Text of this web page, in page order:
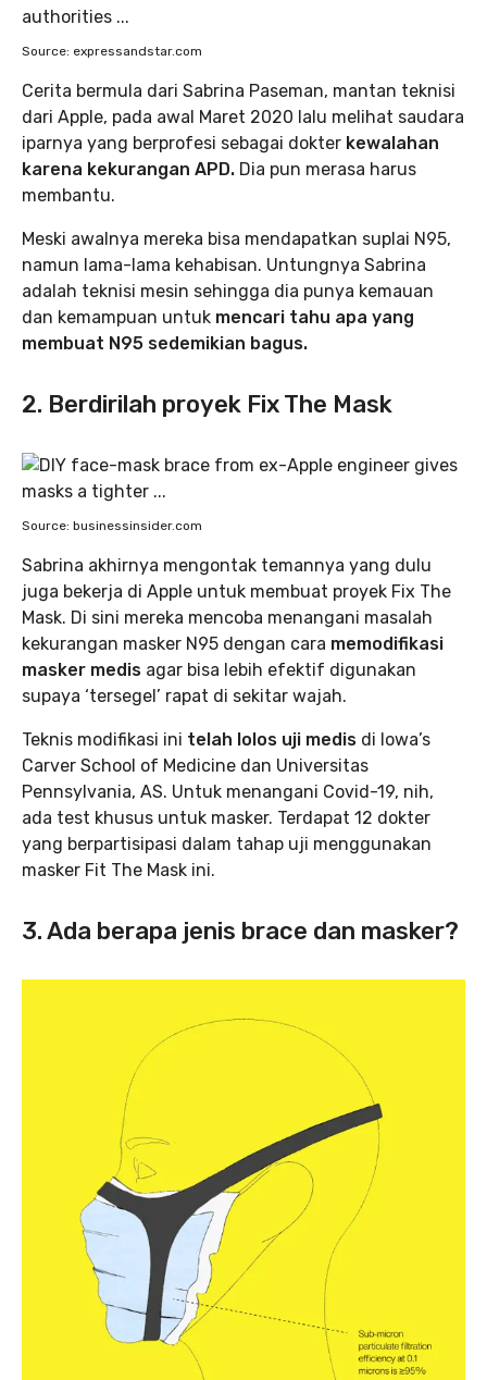
Source: expressandstar.com
Cerita bermula dari Sabrina Paseman, mantan teknisi
dari Apple, pada awal Maret 2020 lalu melihat saudara
iparnya yang berprofesi sebagai dokter kewalahan
karena kekurangan APD. Dia pun merasa harus
membantu.
Meski awalnya mereka bisa mendapatkan suplai N95,
namun lama-lama kehabisan. Untungnya Sabrina
adalah teknisi mesin sehingga dia punya kemauan
dan kemampuan untuk mencari tahu apa yang
membuat N95 sedemikian bagus.
2. Berdirilah proyek Fix The Mask
Source: businessinsider.com
Sabrina akhirnya mengontak temannya yang dulu
juga bekerja di Apple untuk membuat proyek Fix The
Mask. Di sini mereka mencoba menangani masalah
kekurangan masker N95 dengan cara memodifikasi
masker medis agar bisa lebih efektif digunakan
supaya ‘tersegel’ rapat di sekitar wajah.
Teknis modifikasi ini telah lolos uji medis di Iowa’s
Carver School of Medicine dan Universitas
Pennsylvania, AS. Untuk menangani Covid-19, nih,
ada test khusus untuk masker. Terdapat 12 dokter
yang berpartisipasi dalam tahap uji menggunakan
masker Fit The Mask ini.
3. Ada berapa jenis brace dan masker?